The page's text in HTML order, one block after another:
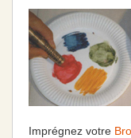
Imprégnez votre